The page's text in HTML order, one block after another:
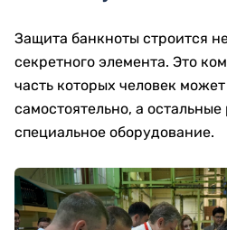
Защита банкноты строится
секретного элемента. Это
часть которых человек
самостоятельно, а остальные
специальное оборудование.